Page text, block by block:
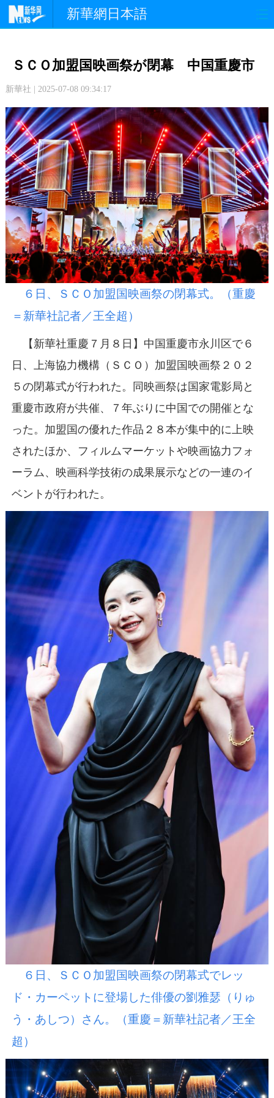
新華網日本語
中日交流 国 際 特 集
写 真
ＳＣＯ加盟国映画祭が閉幕 中国重慶市
新華社 | 2025-07-08 09:34:17
６日、ＳＣＯ加盟国映画祭の閉幕式。（重慶
＝新華社記者／王全超）
【新華社重慶７月８日】中国重慶市永川区で６
日、上海協力機構（ＳＣＯ）加盟国映画祭２０２
５の閉幕式が行われた。同映画祭は国家電影局と
重慶市政府が共催、７年ぶりに中国での開催とな
った。加盟国の優れた作品２８本が集中的に上映
されたほか、フィルムマーケットや映画協力フォ
ーラム、映画科学技術の成果展示などの一連のイ
ベントが行われた。
６日、ＳＣＯ加盟国映画祭の閉幕式でレッ
ド・カーペットに登場した俳優の劉雅瑟（りゅ
う・あしつ）さん。（重慶＝新華社記者／王全
超）